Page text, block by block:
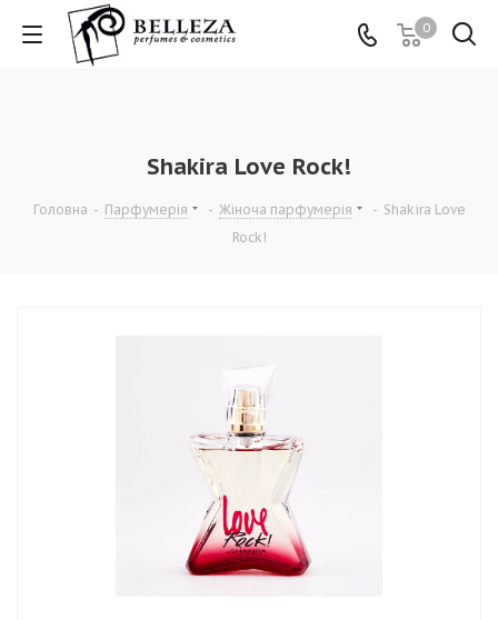
0
Shakira Love Rock!
Головна - Парфумерія - Жіноча парфумерія - Shakira Love
Rock!